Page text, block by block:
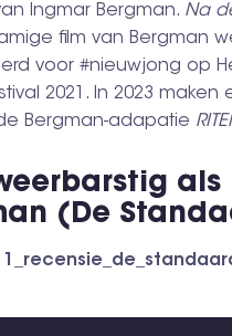
Ingmar Bergman. Na
film van Bergman
voor #nieuwjong op
2021. In 2023 maken
Bergman-adapatie
als
(De